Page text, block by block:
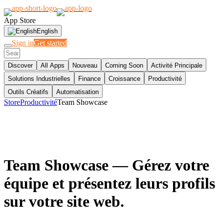
App Store
English
Sign inGet started
Discover All Apps Nouveau Coming Soon
Activité Principale
Solutions Industrielles
Finance Croissance
Productivité
Outils Créatifs
Automatisation
StoreProductivitéTeam Showcase
Team Showcase— Gérez votre
équipe et présentez leurs profils
sur votre site web.